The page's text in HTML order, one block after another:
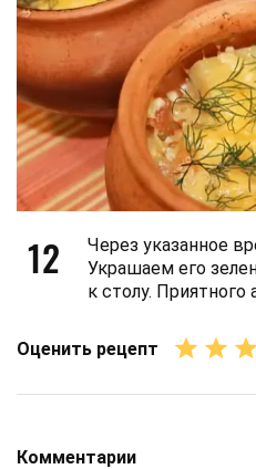
12
Через указанное
Украшаем его
к столу. Приятного
Оценить рецепт
Комментарии